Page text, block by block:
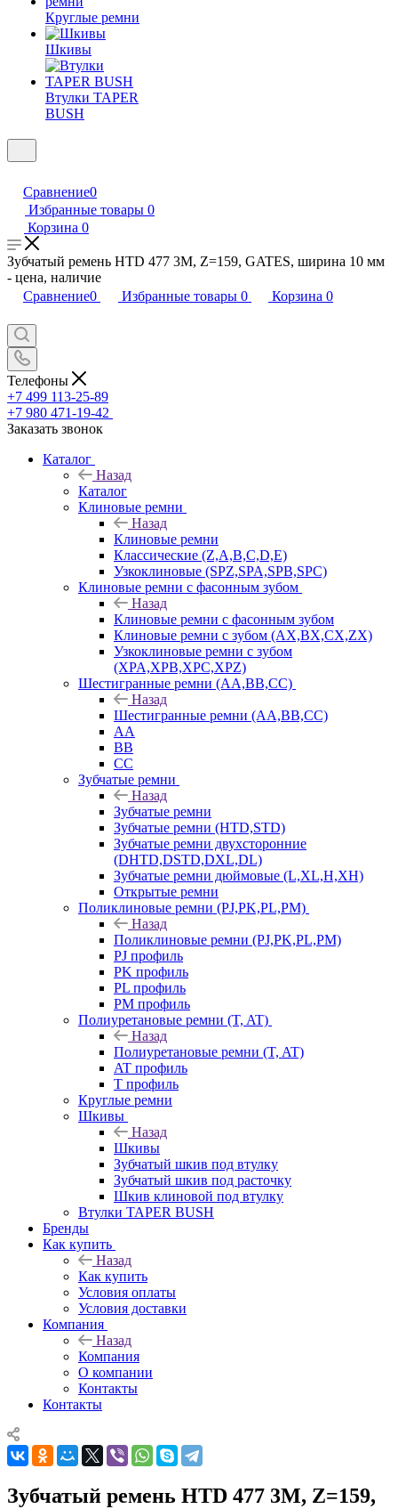
Круглые ремни
Шкивы
Втулки TAPER
BUSH
Сравнение0
Избранные товары 0
Корзина 0
Зубчатый ремень HTD 477 3M, Z=159, GATES, ширина 10 мм
- цена, наличие
Сравнение0 Избранные товары 0 Корзина 0
Телефоны
+7 499 113-25-89
+7 980 471-19-42
Заказать звонок
Каталог
Назад
Каталог
Клиновые ремни
Назад
Клиновые ремни
Классические (Z,A,B,C,D,E)
Узкоклиновые (SPZ,SPA,SPB,SPC)
Клиновые ремни с фасонным зубом
Назад
Клиновые ремни с фасонным зубом
Клиновые ремни с зубом (AX,BX,CX,ZX)
Узкоклиновые ремни с зубом
(XPA,XPB,XPC,XPZ)
Шестигранные ремни (AA,BB,CC)
Назад
Шестигранные ремни (AA,BB,CC)
AA
BB
CC
Зубчатые ремни
Назад
Зубчатые ремни
Зубчатые ремни (HTD,STD)
Зубчатые ремни двухсторонние
(DHTD,DSTD,DXL,DL)
Зубчатые ремни дюймовые (L,XL,H,XH)
Открытые ремни
Поликлиновые ремни (PJ,PK,PL,PM)
Назад
Поликлиновые ремни (PJ,PK,PL,PM)
PJ профиль
PK профиль
PL профиль
PM профиль
Полиуретановые ремни (T, AT)
Назад
Полиуретановые ремни (T, AT)
AT профиль
T профиль
Круглые ремни
Шкивы
Назад
Шкивы
Зубчатый шкив под втулку
Зубчатый шкив под расточку
Шкив клиновой под втулку
Втулки TAPER BUSH
Бренды
Как купить
Назад
Как купить
Условия оплаты
Условия доставки
Компания
Назад
Компания
О компании
Контакты
Контакты
Зубчатый ремень HTD 477 3M, Z=159,